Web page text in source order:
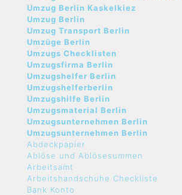
Umzug Berlin Kaskelkiez
Umzug Berlin
Umzug Transport Berlin
Umzüge Berlin
Umzugs Checklisten
Umzugsfirma Berlin
Umzugshelfer Berlin
Umzugshelferberlin
Umzugshilfe Berlin
Umzugsmaterial Berlin
Umzugsunternehmen Berlin
Umzugsunternehmen Berlin
Abdeckpapier
Ablöse und Ablösesummen
Arbeitsamt
Arbeitshandschuhe Checkliste
Bank Konto